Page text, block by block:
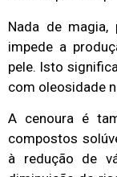
Nada de magia,
impede a
pele. Isto
com oleosidade
A cenoura é
compostos
à redução de